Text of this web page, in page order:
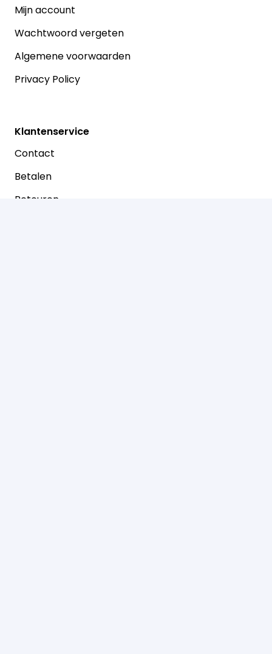
Mijn account
Wachtwoord vergeten
Algemene voorwaarden
Privacy Policy
Klantenservice
Contact
Betalen
Retouren